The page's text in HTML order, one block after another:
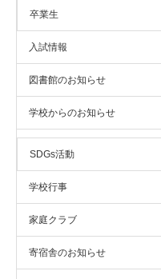
卒業生
入試情報
図書館のお知らせ
学校からのお知らせ
SDGs活動
学校行事
家庭クラブ
寄宿舎のお知らせ